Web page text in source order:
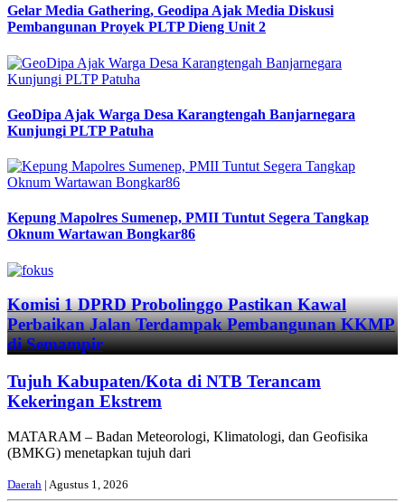
Gelar Media Gathering, Geodipa Ajak Media Diskusi
Pembangunan Proyek PLTP Dieng Unit 2
GeoDipa Ajak Warga Desa Karangtengah Banjarnegara
Kunjungi PLTP Patuha
Kepung Mapolres Sumenep, PMII Tuntut Segera Tangkap
Oknum Wartawan Bongkar86
Previous
Next
Komisi 1 DPRD Probolinggo Pastikan Kawal
Perbaikan Jalan Terdampak Pembangunan KKMP
di Semampir
Tujuh Kabupaten/Kota di NTB Terancam
Kekeringan Ekstrem
MATARAM – Badan Meteorologi, Klimatologi, dan Geofisika
(BMKG) menetapkan tujuh dari
Daerah | Agustus 1, 2026